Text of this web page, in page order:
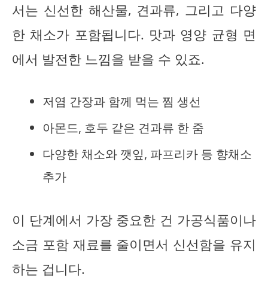
서는 신선한 해산물, 견과류, 그리고 다양
한 채소가 포함됩니다. 맛과 영양 균형 면
에서 발전한 느낌을 받을 수 있죠.
저염 간장과 함께 먹는 찜 생선
아몬드, 호두 같은 견과류 한 줌
다양한 채소와 깻잎, 파프리카 등 향채소
추가
이 단계에서 가장 중요한 건 가공식품이나
소금 포함 재료를 줄이면서 신선함을 유지
하는 겁니다.